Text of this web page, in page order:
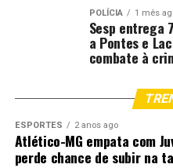
POLÍCIA 1 mês
Sesp entrega
a Pontes e
combate à
ESPORTES 2 anos ago
Atlético-MG empata com
perde chance de subir na